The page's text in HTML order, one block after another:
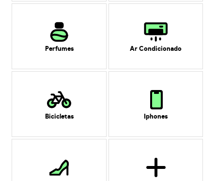
Perfumes Ar Condicionado
Bicicletas Iphones